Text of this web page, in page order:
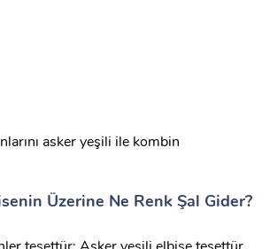
asker yeşili ile kombin
Üzerine Ne Renk Şal Gider?